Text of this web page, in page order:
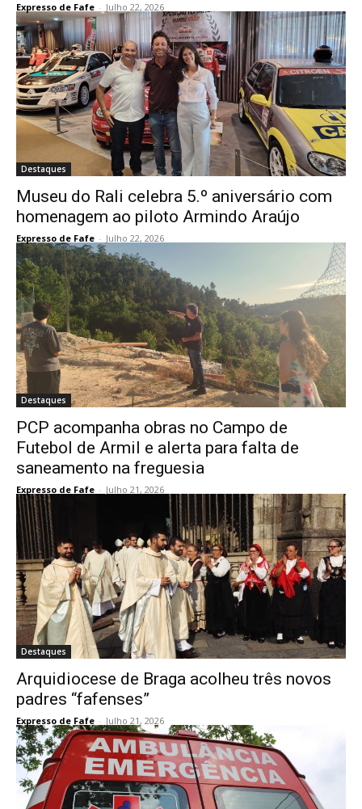
Expresso de Fafe - Julho 22, 2026
Destaques
Museu do Rali celebra 5.º aniversário com
homenagem ao piloto Armindo Araújo
Expresso de Fafe - Julho 22, 2026
Destaques
PCP acompanha obras no Campo de
Futebol de Armil e alerta para falta de
saneamento na freguesia
Expresso de Fafe - Julho 21, 2026
Destaques
Arquidiocese de Braga acolheu três novos
padres “fafenses”
Expresso de Fafe - Julho 21, 2026